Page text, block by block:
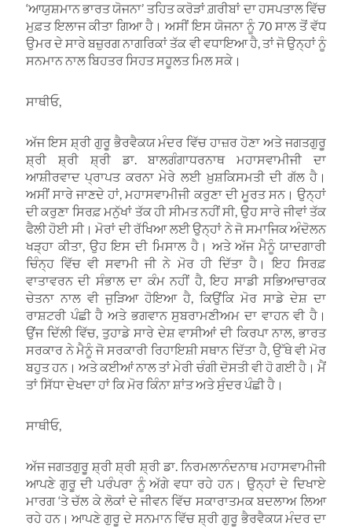
‘ਆਯੁਸ਼ਮਾਨ ਭਾਰਤ ਯੋਜਨਾ’ ਤਹਿਤ ਕਰੋੜਾਂ ਗ਼ਰੀਬਾਂ ਦਾ ਹਸਪਤਾਲ ਵਿੱਚ
ਮੁਫ਼ਤ ਇਲਾਜ ਕੀਤਾ ਗਿਆ ਹੈ। ਅਸੀਂ ਇਸ ਯੋਜਨਾ ਨੂੰ 70 ਸਾਲ ਤੋਂ ਵੱਧ
ਉਮਰ ਦੇ ਸਾਰੇ ਬਜ਼ੁਰਗ ਨਾਗਰਿਕਾਂ ਤੱਕ ਵੀ ਵਧਾਇਆ ਹੈ, ਤਾਂ ਜੋ ਉਨ੍ਹਾਂ ਨੂੰ
ਸਨਮਾਨ ਨਾਲ ਬਿਹਤਰ ਸਿਹਤ ਸਹੂਲਤ ਮਿਲ ਸਕੇ।
ਸਾਥੀਓ,
ਅੱਜ ਇਸ ਸ਼੍ਰੀ ਗੁਰੂ ਭੈਰਵੈਕਯ ਮੰਦਰ ਵਿੱਚ ਹਾਜ਼ਰ ਹੋਣਾ ਅਤੇ ਜਗਤਗੁਰੂ
ਸ਼੍ਰੀ ਸ਼੍ਰੀ ਸ਼੍ਰੀ ਡਾ. ਬਾਲਗੰਗਾਧਰਨਾਥ ਮਹਾਸਵਾਮੀਜੀ ਦਾ
ਆਸ਼ੀਰਵਾਦ ਪ੍ਰਾਪਤ ਕਰਨਾ ਮੇਰੇ ਲਈ ਖ਼ੁਸ਼ਕਿਸਮਤੀ ਦੀ ਗੱਲ ਹੈ।
ਅਸੀਂ ਸਾਰੇ ਜਾਣਦੇ ਹਾਂ, ਮਹਾਸਵਾਮੀਜੀ ਕਰੁਣਾ ਦੀ ਮੂਰਤ ਸਨ। ਉਨ੍ਹਾਂ
ਦੀ ਕਰੁਣਾ ਸਿਰਫ਼ ਮਨੁੱਖਾਂ ਤੱਕ ਹੀ ਸੀਮਤ ਨਹੀਂ ਸੀ, ਉਹ ਸਾਰੇ ਜੀਵਾਂ ਤੱਕ
ਫੈਲੀ ਹੋਈ ਸੀ। ਮੋਰਾਂ ਦੀ ਰੱਖਿਆ ਲਈ ਉਨ੍ਹਾਂ ਨੇ ਜੋ ਸਮਾਜਿਕ ਅੰਦੋਲਨ
ਖੜ੍ਹਾ ਕੀਤਾ, ਉਹ ਇਸ ਦੀ ਮਿਸਾਲ ਹੈ। ਅਤੇ ਅੱਜ ਮੈਨੂੰ ਯਾਦਗਾਰੀ
ਚਿੰਨ੍ਹ ਵਿੱਚ ਵੀ ਸਵਾਮੀ ਜੀ ਨੇ ਮੋਰ ਹੀ ਦਿੱਤਾ ਹੈ। ਇਹ ਸਿਰਫ਼
ਵਾਤਾਵਰਨ ਦੀ ਸੰਭਾਲ ਦਾ ਕੰਮ ਨਹੀਂ ਹੈ, ਇਹ ਸਾਡੀ ਸਭਿਆਚਾਰਕ
ਚੇਤਨਾ ਨਾਲ ਵੀ ਜੁੜਿਆ ਹੋਇਆ ਹੈ, ਕਿਉਂਕਿ ਮੋਰ ਸਾਡੇ ਦੇਸ਼ ਦਾ
ਰਾਸ਼ਟਰੀ ਪੰਛੀ ਹੈ ਅਤੇ ਭਗਵਾਨ ਸੁਬਰਾਮਣੀਅਮ ਦਾ ਵਾਹਨ ਵੀ ਹੈ।
ਉਂਜ ਦਿੱਲੀ ਵਿੱਚ, ਤੁਹਾਡੇ ਸਾਰੇ ਦੇਸ਼ ਵਾਸੀਆਂ ਦੀ ਕਿਰਪਾ ਨਾਲ, ਭਾਰਤ
ਸਰਕਾਰ ਨੇ ਮੈਨੂੰ ਜੋ ਸਰਕਾਰੀ ਰਿਹਾਇਸ਼ੀ ਸਥਾਨ ਦਿੱਤਾ ਹੈ, ਉੱਥੇ ਵੀ ਮੋਰ
ਬਹੁਤ ਹਨ। ਅਤੇ ਕਈਆਂ ਨਾਲ ਤਾਂ ਮੇਰੀ ਚੰਗੀ ਦੋਸਤੀ ਵੀ ਹੋ ਗਈ ਹੈ। ਮੈਂ
ਤਾਂ ਸਿੱਧਾ ਦੇਖਦਾ ਹਾਂ ਕਿ ਮੋਰ ਕਿੰਨਾ ਸ਼ਾਂਤ ਅਤੇ ਸੁੰਦਰ ਪੰਛੀ ਹੈ।
ਸਾਥੀਓ,
ਅੱਜ ਜਗਤਗੁਰੂ ਸ਼੍ਰੀ ਸ਼੍ਰੀ ਸ਼੍ਰੀ ਡਾ. ਨਿਰਮਲਾਨੰਦਨਾਥ ਮਹਾਸਵਾਮੀਜੀ
ਆਪਣੇ ਗੁਰੂ ਦੀ ਪਰੰਪਰਾ ਨੂੰ ਅੱਗੇ ਵਧਾ ਰਹੇ ਹਨ। ਉਨ੍ਹਾਂ ਦੇ ਦਿਖਾਏ
ਮਾਰਗ ‘ਤੇ ਚੱਲ ਕੇ ਲੋਕਾਂ ਦੇ ਜੀਵਨ ਵਿੱਚ ਸਕਾਰਾਤਮਕ ਬਦਲਾਅ ਲਿਆ
ਰਹੇ ਹਨ। ਆਪਣੇ ਗੁਰੂ ਦੇ ਸਨਮਾਨ ਵਿੱਚ ਸ਼੍ਰੀ ਗੁਰੂ ਭੈਰਵੈਕਯ ਮੰਦਰ ਦਾ